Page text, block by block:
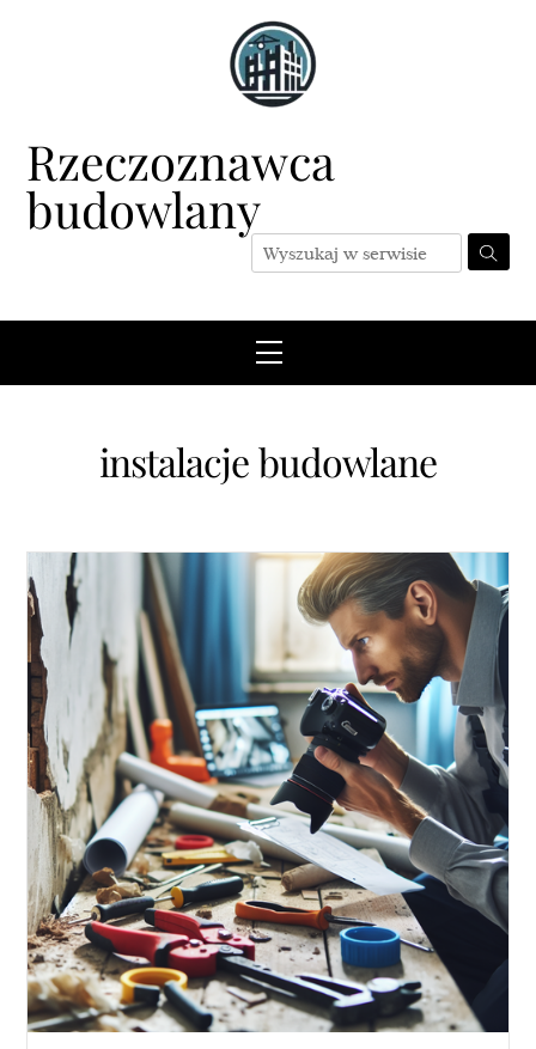
Rzeczoznawca
budowlany
Menu
instalacje budowlane